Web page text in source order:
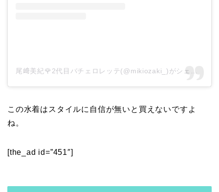
尾﨑美紀🌹2代目バチェロレッテ(@mikiozaki_)がシェアした投稿
この水着はスタイルに自信が無いと買えないですよ
ね。
[the_ad id=”451″]